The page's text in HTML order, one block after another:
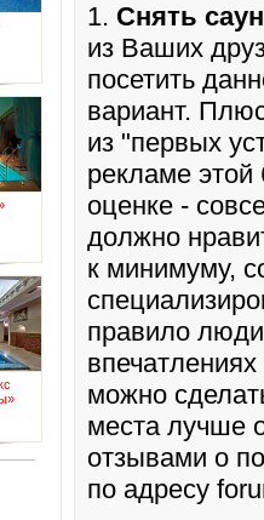
1. Снять
из Ваших
посетить
вариант.
из "первых
рекламе этой
оценке -
должно
к минимуму,
правило
можно
места лучше
отзывами о
по адресу